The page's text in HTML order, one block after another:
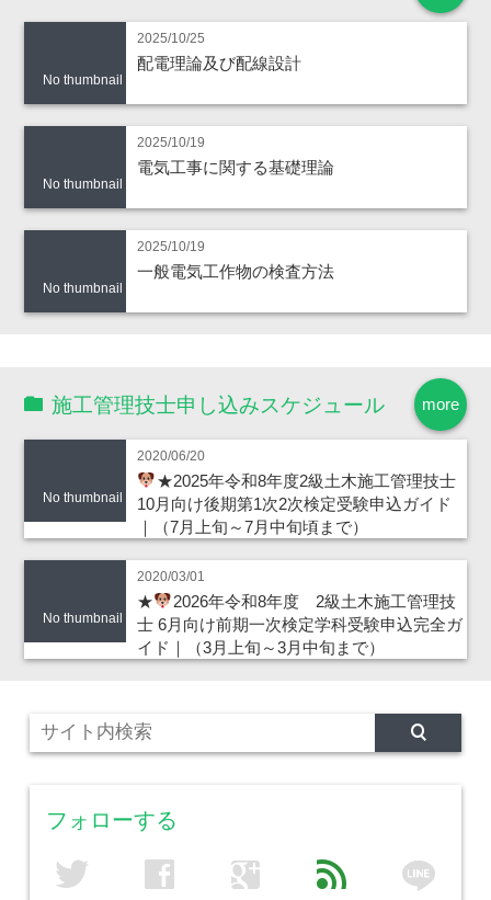
No thumbnail
2025/10/25
配電理論及び配線設計
No thumbnail
2025/10/19
電気工事に関する基礎理論
No thumbnail
2025/10/19
一般電気工作物の検査方法
more
施工管理技士申し込みスケジュール
No thumbnail
2020/06/20
★2025年令和8年度2級土木施工管理技士
10月向け後期第1次2次検定受験申込ガイド
｜（7月上旬～7月中旬頃まで）
No thumbnail
2020/03/01
★
2026年令和8年度 2級土木施工管理技
士 6月向け前期一次検定学科受験申込完全ガ
イド｜（3月上旬～3月中旬まで）
フォローする
twitter facebook google feed line